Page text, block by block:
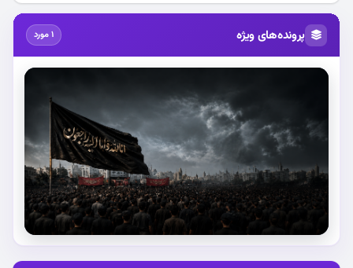
پرونده‌های ویژه 1 مورد
استقبال از آقای شهید ایران